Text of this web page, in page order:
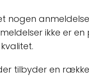
nogen
ikke er en
tilbyder en række